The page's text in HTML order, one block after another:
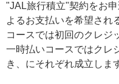
"JAL旅行積立"契約をお
よるお支払いを希望され
コースでは初回のクレジ
一時払いコースではクレ
き、にそれぞれ成立しま